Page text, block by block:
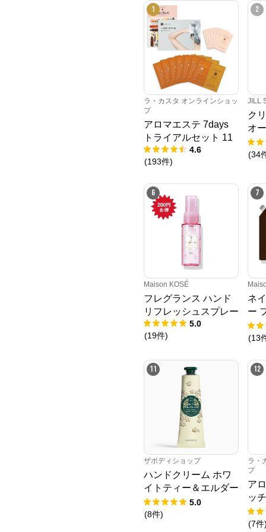
1
ラ・カスタ オンラインショッ
プ
アロマエステ 7days
トライアルセット 11
4.6
(193件)
2
JILL
ク
オ
レ
(34
6
Maison KOSÉ
フレグランス ハンド
リフレッシュスプレー
5.0
(19件)
7
ネ
ー
ソ
用
(13
11
ザボディショップ
ハンドクリーム ホワ
イトティー＆エルダー
フラワー
5.0
(8件)
12
ラ・
プ
ア
ッ
マ
ト
(7件